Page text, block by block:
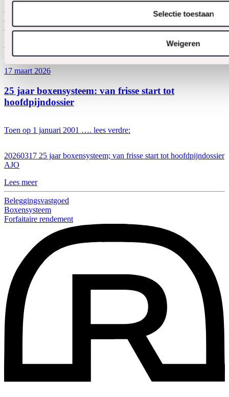
Selectie toestaan
Weigeren
Belastingrente
Fiscaal
IB
17 maart 2026
25 jaar boxensysteem: van frisse start tot
hoofdpijndossier
Toen op 1 januari 2001 …. lees verdre:
20260317 25 jaar boxensysteem; van frisse start tot hoofdpijndossier
AJO
Lees meer
Beleggingsvastgoed
Boxensysteem
Forfaitaire rendement